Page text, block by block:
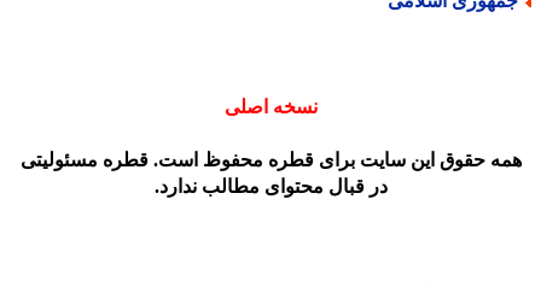
نسخه اصلی
حقوق این سایت برای قطره محفوظ است. قطره مسئولیتی
در قبال محتوای مطالب ندارد.